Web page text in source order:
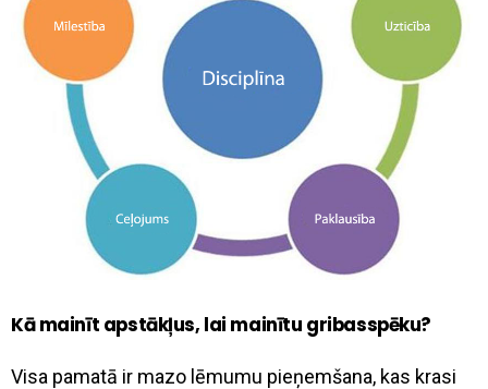
Kā mainīt apstākļus, lai mainītu gribasspēku?
Visa pamatā ir mazo lēmumu pieņemšana, kas krasi